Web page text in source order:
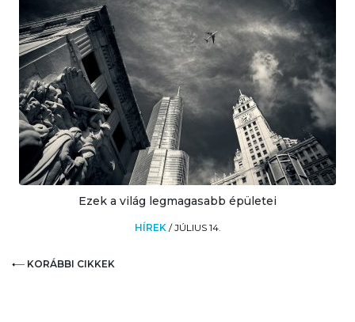
Ezek a világ legmagasabb épületei
HÍREK /JÚLIUS 14.
KORÁBBI CIKKEK